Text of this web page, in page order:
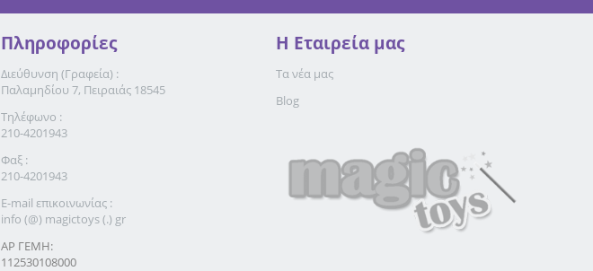
Πληροφορίες
Διεύθυνση (Γραφεία) :
Παλαμηδίου 7, Πειραιάς 18545
Τηλέφωνο :
210-4201943
Φαξ :
210-4201943
E-mail επικοινωνίας :
info (@) magictoys (.) gr
ΑΡ ΓΕΜΗ:
112530108000
Η Eταιρεία μας
Τα νέα μας
Blog